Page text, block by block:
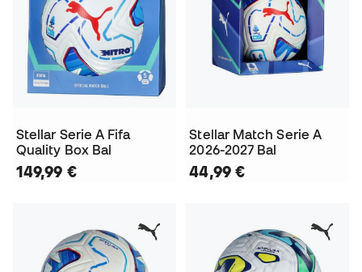
Stellar Serie A Fifa
Quality Box Bal
149,99 €
Stellar Match Serie A
2026-2027 Bal
44,99 €